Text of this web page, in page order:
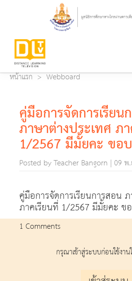
หน้าแรก Webboard
คู่มือการจัดการเรียน
ภาษาต่างประเทศ ภ
1/2567 มีมั้ยคะ ขอ
Posted by Teacher Bangorn | 09 พ
คู่มือการจัดการเรียนการสอน
ภาคเรียนที่ 1/2567 มีมั้ยคะ
1 Comments
กรุณาเข้าสู่ระบบก่อนใช้งา